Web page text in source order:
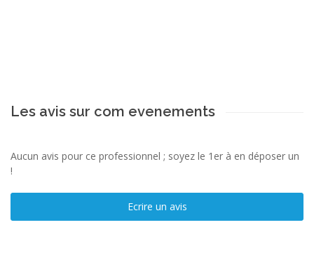
Les avis sur com evenements
Aucun avis pour ce professionnel ; soyez le 1er à en déposer un
!
Ecrire un avis